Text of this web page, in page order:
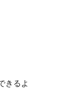
きるよ